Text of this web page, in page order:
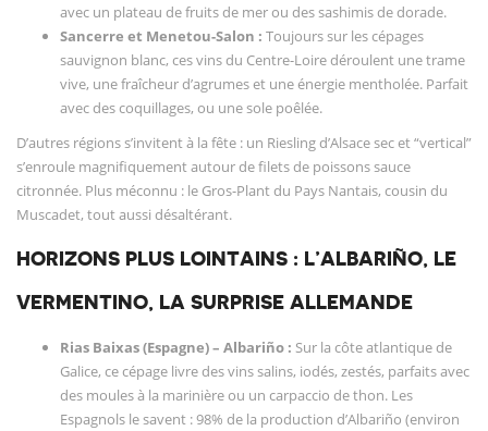
avec un plateau de fruits de mer ou des sashimis de dorade.
Sancerre et Menetou-Salon : Toujours sur les cépages
sauvignon blanc, ces vins du Centre-Loire déroulent une trame
vive, une fraîcheur d’agrumes et une énergie mentholée. Parfait
avec des coquillages, ou une sole poêlée.
D’autres régions s’invitent à la fête : un Riesling d’Alsace sec et “vertical”
s’enroule magnifiquement autour de filets de poissons sauce
citronnée. Plus méconnu : le Gros-Plant du Pays Nantais, cousin du
Muscadet, tout aussi désaltérant.
HORIZONS PLUS LOINTAINS : L’ALBARIÑO, LE
VERMENTINO, LA SURPRISE ALLEMANDE
Rias Baixas (Espagne) – Albariño : Sur la côte atlantique de
Galice, ce cépage livre des vins salins, iodés, zestés, parfaits avec
des moules à la marinière ou un carpaccio de thon. Les
Espagnols le savent : 98% de la production d’Albariño (environ